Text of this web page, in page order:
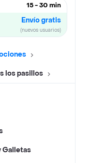
15 - 30 min
Envío gratis
(nuevos usuarios)
los pasillos
Galletas